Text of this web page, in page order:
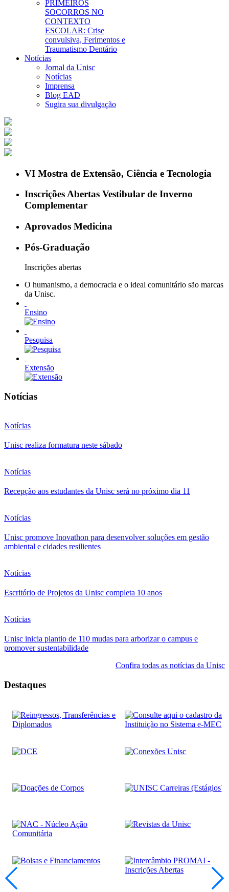
PRIMEIROS
SOCORROS NO
CONTEXTO
ESCOLAR: Crise
convulsiva, Ferimentos e
Traumatismo Dentário
Notícias
Jornal da Unisc
Notícias
Imprensa
Blog EAD
Sugira sua divulgação
VI Mostra de Extensão, Ciência e Tecnologia
Inscrições Abertas Vestibular de Inverno
Complementar
Aprovados Medicina
Pós-Graduação
Inscrições abertas
O humanismo, a democracia e o ideal comunitário são marcas
da Unisc.
Ensino
Pesquisa
Extensão
Notícias
Notícias
Unisc realiza formatura neste sábado
Notícias
Recepção aos estudantes da Unisc será no próximo dia 11
Notícias
Unisc promove Inovathon para desenvolver soluções em gestão
ambiental e cidades resilientes
Notícias
Escritório de Projetos da Unisc completa 10 anos
Notícias
Unisc inicia plantio de 110 mudas para arborizar o campus e
promover sustentabilidade
Confira todas as notícias da Unisc
Destaques